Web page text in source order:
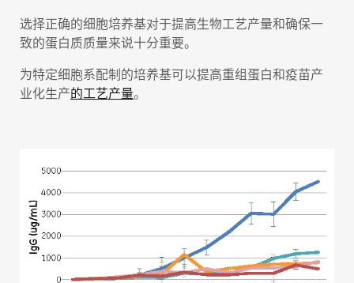
选择正确的细胞培养基对于提高生物工艺产量和确保一
致的蛋白质质量来说十分重要。
为特定细胞系配制的培养基可以提高重组蛋白和疫苗产
业化生产的工艺产量。